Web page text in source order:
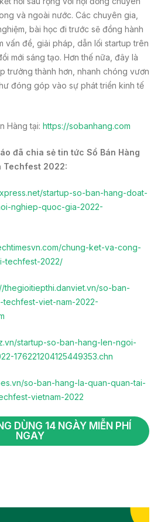
và ngoài nước. Các chuyên gia,
bài học đi trước sẽ đồng hành
vấn đề, giải pháp, dẫn lối startup trên
mới sáng tạo. Hơn thế nữa, đây là
trưởng thành hơn, nhanh chóng vươn
đóng góp vào sự phát triển kinh tế
Hàng tại: https://sobanhang.com
đã chia sẻ tin tức Sổ Bán Hàng
Techfest 2022:
startup-so-ban-hang-doat-
nghiep-quoc-gia-2022-
chung-ket-va-cong-
techfest-2022/
thegioitiepthi.danviet.vn/so-ban-
viet-nam-2022-
startup-so-ban-hang-len-ngoi-
176221204125449353.chn
so-ban-hang-la-quan-quan-tai-
vietnam-2022
DÙNG 14 NGÀY MIỄN PHÍ
NGAY